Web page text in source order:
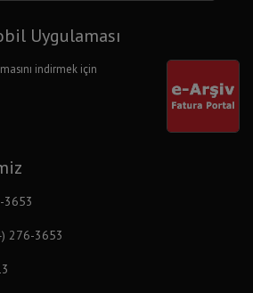
Uygulaması
indirmek için
3653
276-3653